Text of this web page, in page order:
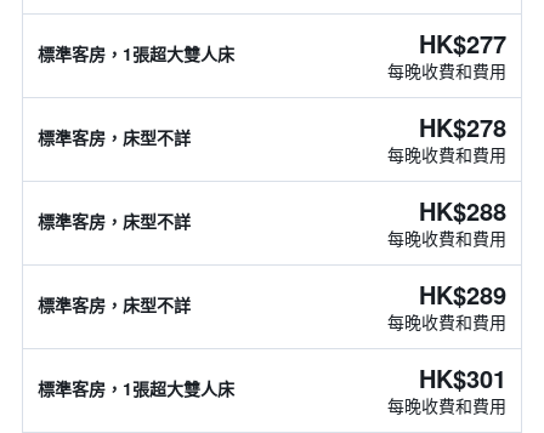
標準客房，1張超大雙人床 HK$277
每晚收費和費用
標準客房，床型不詳 HK$278
每晚收費和費用
標準客房，床型不詳 HK$288
每晚收費和費用
標準客房，床型不詳 HK$289
每晚收費和費用
標準客房，1張超大雙人床 HK$301
每晚收費和費用